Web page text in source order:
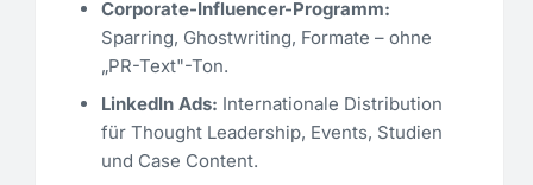
Corporate-Influencer-Programm:
Sparring, Ghostwriting, Formate – ohne
„PR-Text"-Ton.
LinkedIn Ads: Internationale Distribution
für Thought Leadership, Events, Studien
und Case Content.